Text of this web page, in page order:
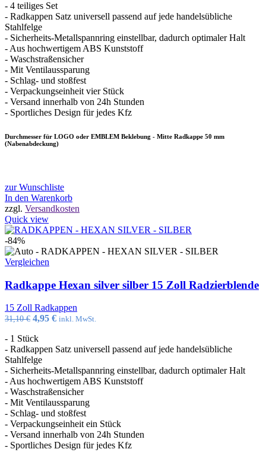
war:
28,95 €19,90 €.
- 4 teiliges Set
- Radkappen Satz universell passend auf jede handelsübliche
Stahlfelge
- Sicherheits-Metallspannring einstellbar, dadurch optimaler Halt
- Aus hochwertigem ABS Kunststoff
- Waschstraßensicher
- Mit Ventilaussparung
- Schlag- und stoßfest
- Verpackungseinheit vier Stück
- Versand innerhalb von 24h Stunden
- Sportliches Design für jedes Kfz
Durchmesser für LOGO oder EMBLEM Beklebung - Mitte Radkappe 50 mm
(Nabenabdeckung)
zur Wunschliste
In den Warenkorb
zzgl. Versandkosten
Quick view
-84%
Vergleichen
Radkappe Hexan silver silber 15 Zoll Radzierblende
15 Zoll Radkappen
31,10€ Ursprünglicher
war:
31,10 €
4,95 €Aktueller
4,95 €.
inkl. MwSt.
- 1 Stück
- Radkappen Satz universell passend auf jede handelsübliche
Stahlfelge
- Sicherheits-Metallspannring einstellbar, dadurch optimaler Halt
- Aus hochwertigem ABS Kunststoff
- Waschstraßensicher
- Mit Ventilaussparung
- Schlag- und stoßfest
- Verpackungseinheit ein Stück
- Versand innerhalb von 24h Stunden
- Sportliches Design für jedes Kfz